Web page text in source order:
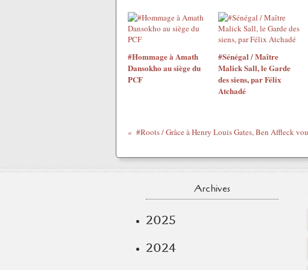
#Hommage à Amath
Dansokho au siège du
PCF
#Sénégal / Maître
Malick Sall, le Garde
des siens, par Félix
Atchadé
Archives
2025
2024